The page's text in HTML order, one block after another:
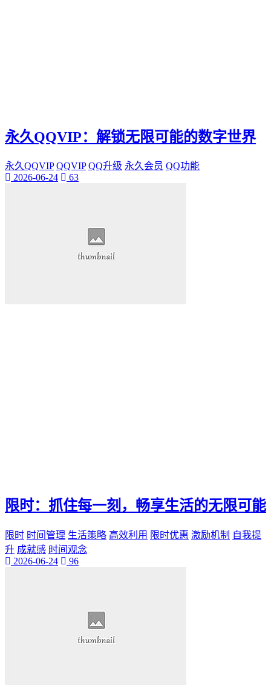
永久QQVIP：解锁无限可能的数字世界
永久QQVIP QQVIP QQ升级 永久会员 QQ功能
2026-06-24
63
限时：抓住每一刻，畅享生活的无限可能
限时 时间管理 生活策略 高效利用 限时优惠 激励机制 自我提
升 成就感 时间观念
2026-06-24
96